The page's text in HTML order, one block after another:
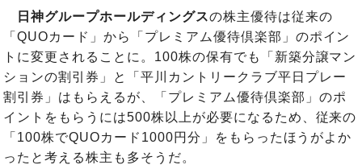
日神グループホールディングスの株主優待は従来の
「QUOカード」から「プレミアム優待倶楽部」のポイン
トに変更されることに。100株の保有でも「新築分譲マン
ションの割引券」と「平川カントリークラブ平日プレー
割引券」はもらえるが、「プレミアム優待倶楽部」のポ
イントをもらうには500株以上が必要になるため、従来の
「100株でQUOカード1000円分」をもらったほうがよか
ったと考える株主も多そうだ。